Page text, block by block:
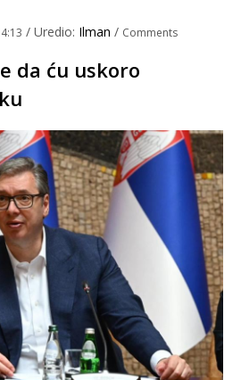
/ Uredio: Ilman / Comments
da ću uskoro